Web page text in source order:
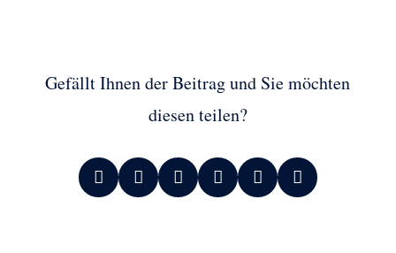
Gefällt Ihnen der Beitrag und Sie möchten
diesen teilen?
     